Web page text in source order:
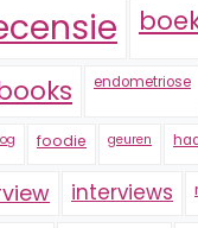
endometriose
foodie geuren
interviews